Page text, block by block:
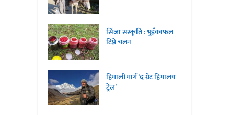
सिंजा संस्कृति : भुइँकाफल
टिप्ने चलन
हिमाली मार्ग ‘द ग्रेट हिमालय
ट्रेल’